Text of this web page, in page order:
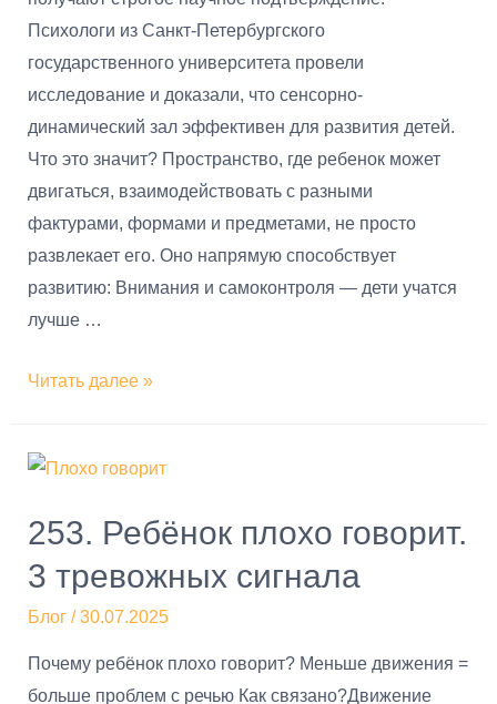
Психологи из Санкт-Петербургского
государственного университета провели
исследование и доказали, что сенсорно-
динамический зал эффективен для развития детей.
Что это значит? Пространство, где ребенок может
двигаться, взаимодействовать с разными
фактурами, формами и предметами, не просто
развлекает его. Оно напрямую способствует
развитию: Внимания и самоконтроля — дети учатся
лучше …
Читать далее »
253. Ребёнок плохо говорит.
3 тревожных сигнала
Блог/30.07.2025
Почему ребёнок плохо говорит? Меньше движения =
больше проблем с речью Как связано?Движение